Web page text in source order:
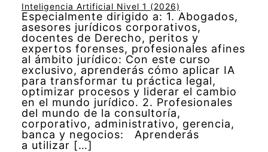
Inteligencia Artificial Nivel 1 (2026)
Especialmente dirigido a: 1. Abogados,
asesores jurídicos corporativos,
docentes de Derecho, peritos y
expertos forenses, profesionales afines
al ámbito jurídico: Con este curso
exclusivo, aprenderás cómo aplicar IA
para transformar tu práctica legal,
optimizar procesos y liderar el cambio
en el mundo jurídico. 2. Profesionales
del mundo de la consultoría,
corporativo, administrativo, gerencia,
banca y negocios: Aprenderás
a utilizar […]